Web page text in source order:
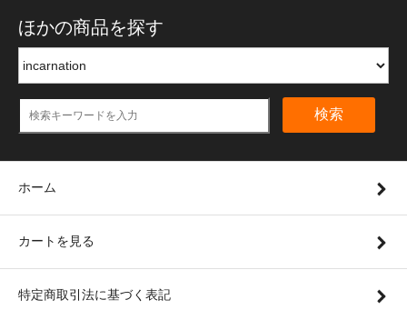
ほかの商品を探す
検索
ホーム
カートを見る
特定商取引法に基づく表記